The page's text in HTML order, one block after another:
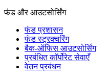
फंड और आउटसोर्सिंग
फंड प्रशासन
फंड स्ट्रक्चरिंग
बैक-ऑफिस आउटसोर्सिंग
प्रबंधित कॉर्पोरेट सेवाएँ
वेतन प्रबंधन